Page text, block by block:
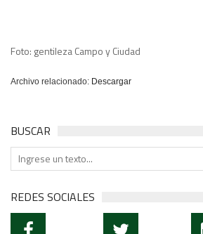
Foto: gentileza Campo y Ciudad
Archivo relacionado: Descargar
BUSCAR
REDES SOCIALES